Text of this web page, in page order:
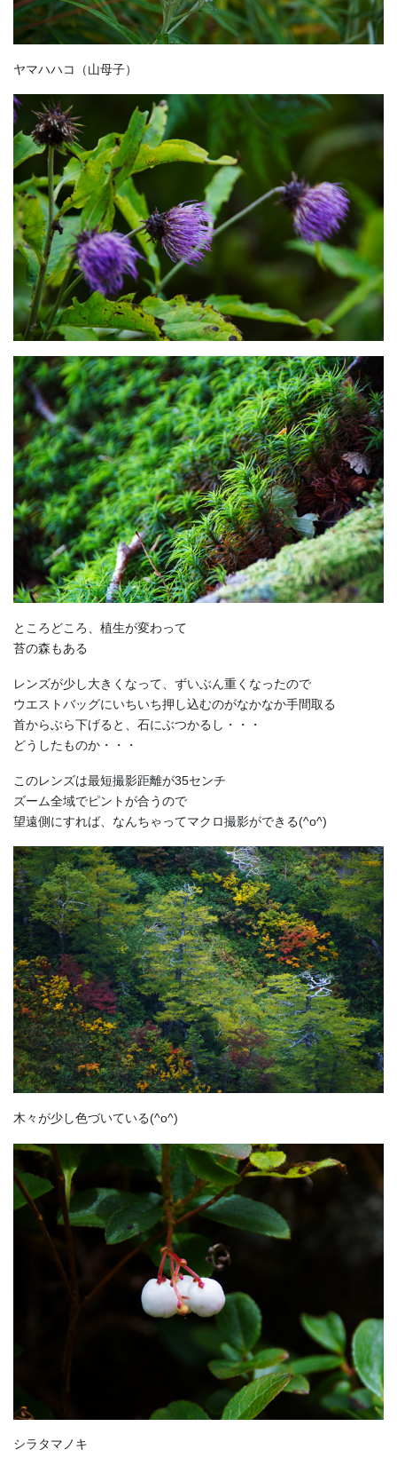
ヤマハハコ（山母子）
ところどころ、植生が変わって
苔の森もある
レンズが少し大きくなって、ずいぶん重くなったので
ウエストバッグにいちいち押し込むのがなかなか手間取る
首からぶら下げると、石にぶつかるし・・・
どうしたものか・・・
このレンズは最短撮影距離が35センチ
ズーム全域でピントが合うので
望遠側にすれば、なんちゃってマクロ撮影ができる(^o^)
木々が少し色づいている(^o^)
シラタマノキ